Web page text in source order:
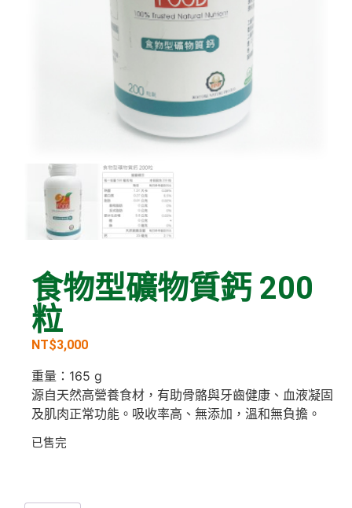
食物型礦物質鈣 200
粒
NT$3,000
重量：165 g
源自天然高營養食材，有助骨骼與牙齒健康、血液凝固
及肌肉正常功能。吸收率高、無添加，溫和無負擔。
已售完